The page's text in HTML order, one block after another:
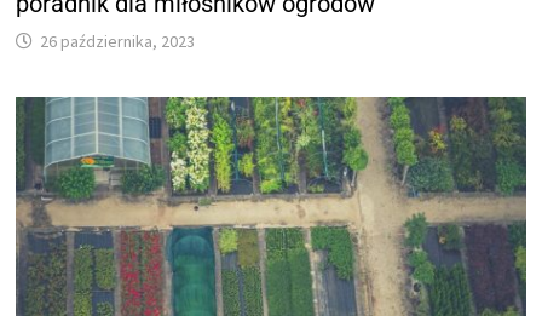
26 października, 2023